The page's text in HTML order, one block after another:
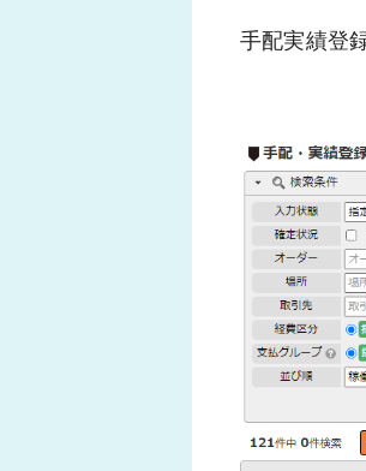
手配実績登